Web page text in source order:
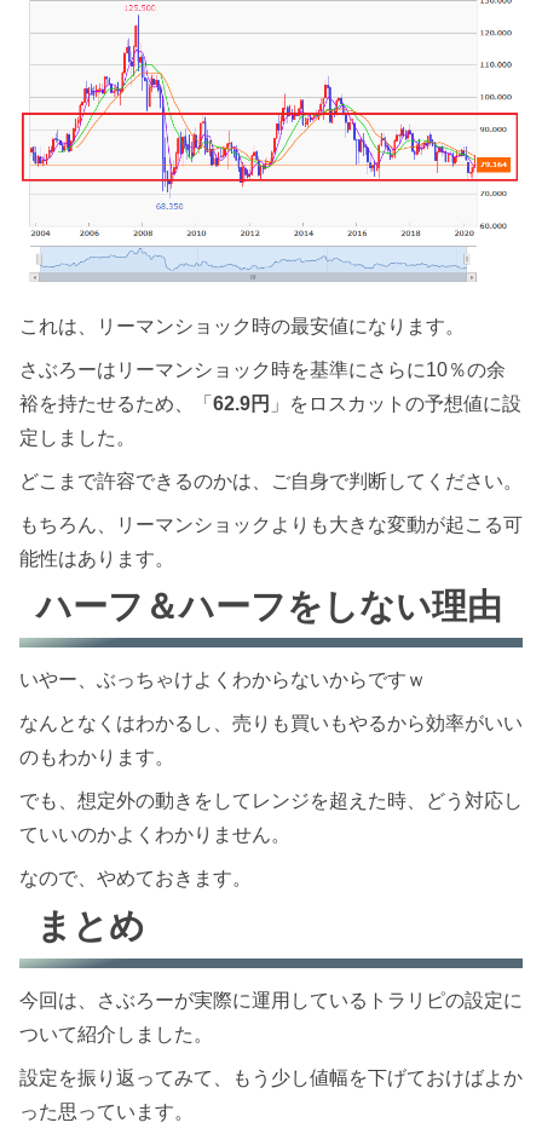
これは、リーマンショック時の最安値になります。
さぶろーはリーマンショック時を基準にさらに10％の余
裕を持たせるため、「 62.9円 」をロスカットの予想値に設
定しました。
どこまで許容できるのかは、ご自身で判断してください。
もちろん、リーマンショックよりも大きな変動が起こる可
能性はあります。
ハーフ＆ハーフをしない理由
いやー、ぶっちゃけよくわからないからですｗ
なんとなくはわかるし、売りも買いもやるから効率がいい
のもわかります。
でも、想定外の動きをしてレンジを超えた時、どう対応し
ていいのかよくわかりません。
なので、やめておきます。
まとめ
今回は、さぶろーが実際に運用しているトラリピの設定に
ついて紹介しました。
設定を振り返ってみて、もう少し値幅を下げておけばよか
った思っています。